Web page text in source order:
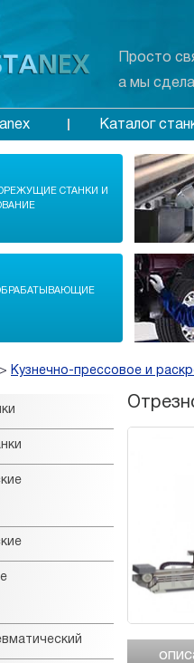
Просто
а мы
Каталог
СТАНКИ И
Кузнечно-прессовое и